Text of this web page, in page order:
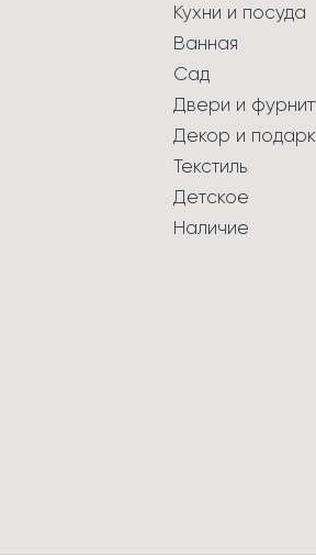
Кухни и посуда
Ванная
Сад
Двери и
Декор и
Текстиль
Детское
Наличие